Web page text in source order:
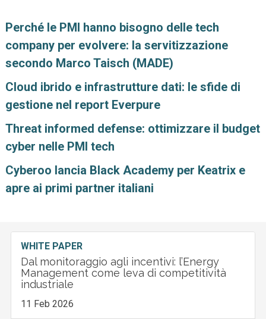
Perché le PMI hanno bisogno delle tech
company per evolvere: la servitizzazione
secondo Marco Taisch (MADE)
Cloud ibrido e infrastrutture dati: le sfide di
gestione nel report Everpure
Threat informed defense: ottimizzare il budget
cyber nelle PMI tech
Cyberoo lancia Black Academy per Keatrix e
apre ai primi partner italiani
WHITE PAPER
Dal monitoraggio agli incentivi: l’Energy
Management come leva di competitività
industriale
11 Feb 2026